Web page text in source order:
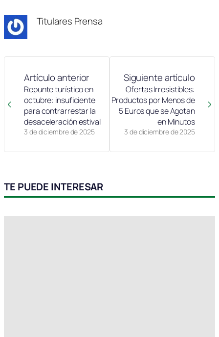
Titulares Prensa
Artículo anterior
3 de diciembre de 2025
Repunte turístico en
octubre: insuficiente
para contrarrestar la
desaceleración estival
Siguiente artículo
3 de diciembre de 2025
Ofertas Irresistibles:
Productos por Menos de
5 Euros que se Agotan
en Minutos
TE PUEDE INTERESAR